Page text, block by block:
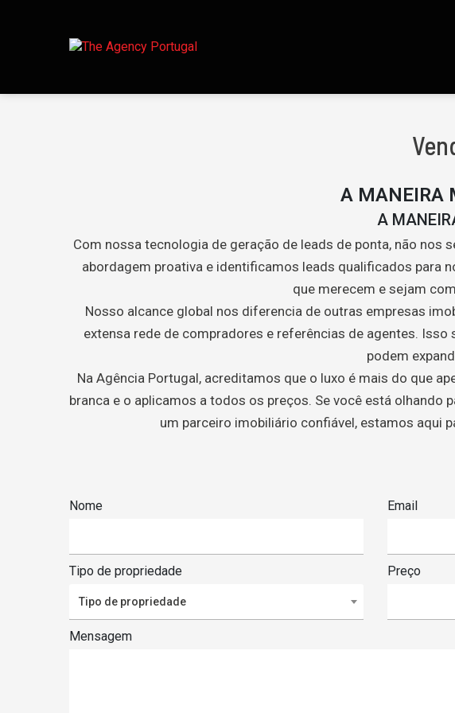
A MANEIRA
A
Com nossa tecnologia de geração de leads de ponta, não
abordagem proativa e identificamos leads qualificados para
que merecem e sejam
Nosso alcance global nos diferencia de outras empresas
extensa rede de compradores e referências de agentes.
podem
Na Agência Portugal, acreditamos que o luxo é mais do que
branca e o aplicamos a todos os preços. Se você está olhando
um parceiro imobiliário confiável, estamos aqui
Nome Email
Tipo de propriedade
Tipo de propriedade
Preço
Mensagem